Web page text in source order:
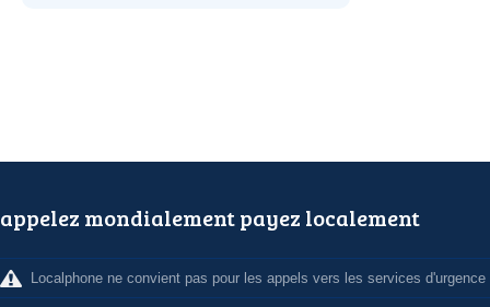
appelez mondialement payez localement
Localphone ne convient pas pour les appels vers les services d'urgence